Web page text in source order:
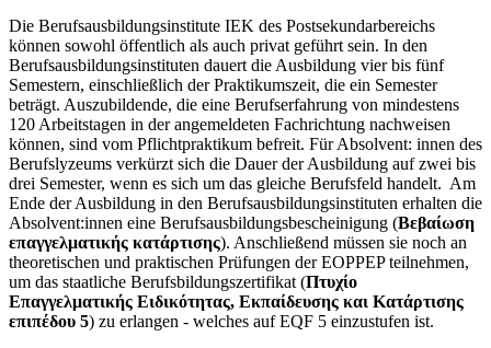
Die Berufsausbildungsinstitute IEK des Postsekundarbereichs
können sowohl öffentlich als auch privat geführt sein. In den
Berufsausbildungsinstituten dauert die Ausbildung vier bis fünf
Semestern, einschließlich der Praktikumszeit, die ein Semester
beträgt. Auszubildende, die eine Berufserfahrung von mindestens
120 Arbeitstagen in der angemeldeten Fachrichtung nachweisen
können, sind vom Pflichtpraktikum befreit. Für Absolvent: innen des
Berufslyzeums verkürzt sich die Dauer der Ausbildung auf zwei bis
drei Semester, wenn es sich um das gleiche Berufsfeld handelt. Am
Ende der Ausbildung in den Berufsausbildungsinstituten erhalten die
Absolvent:innen eine Berufsausbildungsbescheinigung (Βεβαίωση
επαγγελματικής κατάρτισης). Anschließend müssen sie noch an
theoretischen und praktischen Prüfungen der EOPPEP teilnehmen,
um das staatliche Berufsbildungszertifikat (Πτυχίο
Επαγγελματικής Ειδικότητας, Εκπαίδευσης και Κατάρτισης
επιπέδου 5) zu erlangen - welches auf EQF 5 einzustufen ist.